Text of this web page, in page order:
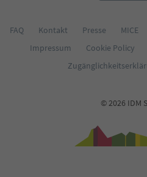
FAQ Kontakt Presse MICE
Impressum
Cookie Policy
© 2026 IDM